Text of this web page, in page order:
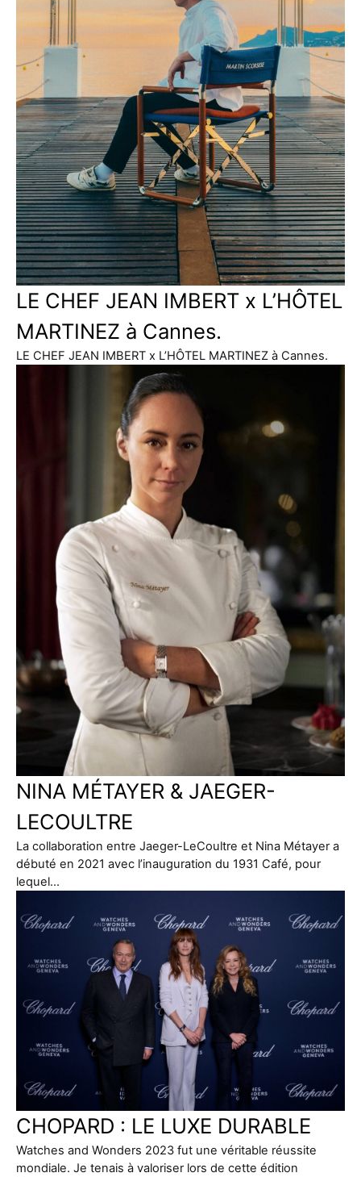
LE CHEF JEAN IMBERT x L’HÔTEL
MARTINEZ à Cannes.
LE CHEF JEAN IMBERT x L’HÔTEL MARTINEZ à Cannes.
NINA MÉTAYER & JAEGER-
LECOULTRE
La collaboration entre Jaeger-LeCoultre et Nina Métayer a
débuté en 2021 avec l’inauguration du 1931 Café, pour
lequel…
CHOPARD : LE LUXE DURABLE
Watches and Wonders 2023 fut une véritable réussite
mondiale. Je tenais à valoriser lors de cette édition